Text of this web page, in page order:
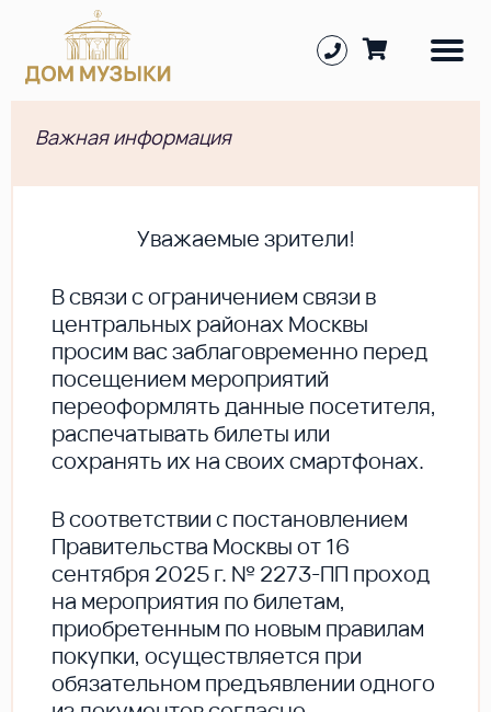
Важная информация
Уважаемые зрители!
В cвязи с ограничением связи в
центральных районах Москвы
просим вас заблаговременно перед
посещением мероприятий
переоформлять данные посетителя,
распечатывать билеты или
сохранять их на своих смартфонах.
В соответствии с постановлением
Правительства Москвы от 16
сентября 2025 г. № 2273-ПП проход
на мероприятия по билетам,
приобретенным по новым правилам
покупки, осуществляется при
обязательном предъявлении одного